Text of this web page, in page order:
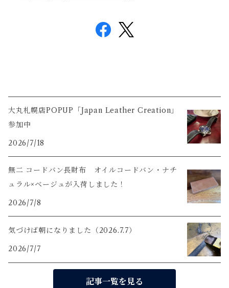
大丸札幌店POPUP「Japan Leather Creation」
参加中
2026/7/18
無二 コードバン長財布 オイルコードバン・ナチ
ュラル×ベージュが入荷しました！
2026/7/8
気づけば朝になりました（2026.7.7）
2026/7/7
記事一覧を見る